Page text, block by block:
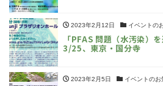
2023年2月12日 イベントの
「PFAS 問題（水汚染）
3/25、東京・国分寺
2023年2月5日 イベントのお